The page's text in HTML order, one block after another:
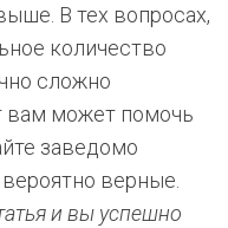
В тех вопросах,
количество
сложно
вам может помочь
заведомо
верные.
и вы успешно